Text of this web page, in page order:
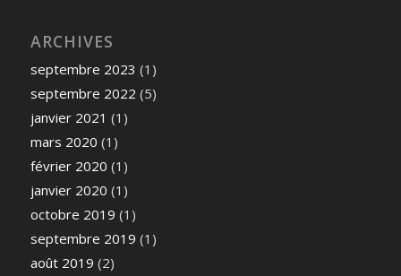
ARCHIVES
septembre 2023 (1)
septembre 2022 (5)
janvier 2021 (1)
mars 2020 (1)
février 2020 (1)
janvier 2020 (1)
octobre 2019 (1)
septembre 2019 (1)
août 2019 (2)